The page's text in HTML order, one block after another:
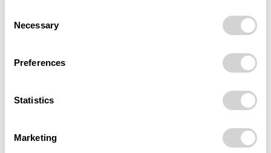
Selection
Necessary
Preferences
Statistics
Marketing
podepsalo smlouvu s developerem na 141
konci léta, promění se v rezidenci podle
Nová tvář centra Ostravy. U Frýdlantských